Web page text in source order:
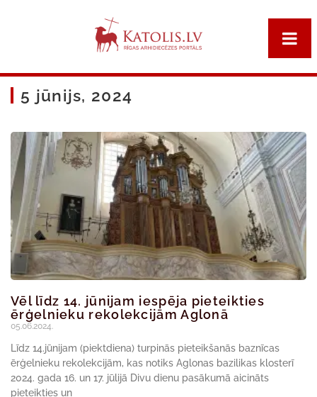
5 jūnijs, 2024
Vēl līdz 14. jūnijam iespēja pieteikties
ērģelnieku rekolekcijām Aglonā
05.06.2024.
Līdz 14.jūnijam (piektdiena) turpinās pieteikšanās baznīcas
ērģelnieku rekolekcijām, kas notiks Aglonas bazilikas klosterī
2024. gada 16. un 17. jūlijā Divu dienu pasākumā aicināts
pieteikties un